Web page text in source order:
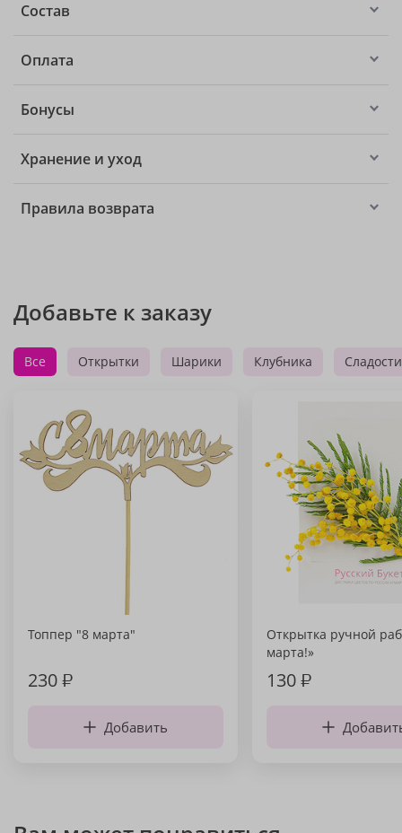
Состав
Оплата
Бонусы
Хранение и уход
Правила возврата
Добавьте к заказу
Все Открытки Шарики Клубника Сладости
Топпер "8 марта"
230₽
Добавить
Открытка ручной
марта!»
130₽